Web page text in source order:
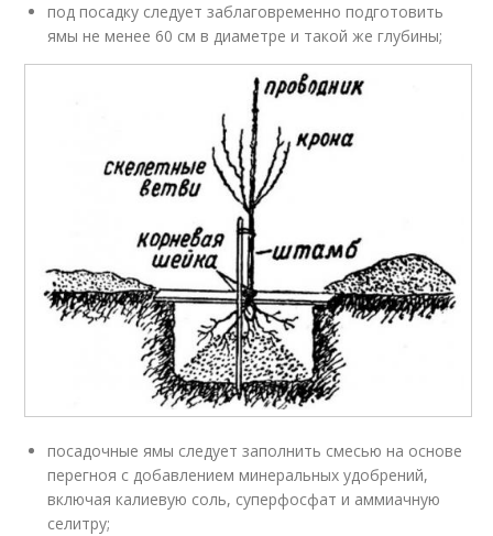
под посадку следует заблаговременно подготовить
ямы не менее 60 см в диаметре и такой же глубины;
посадочные ямы следует заполнить смесью на основе
перегноя с добавлением минеральных удобрений,
включая калиевую соль, суперфосфат и аммиачную
селитру;